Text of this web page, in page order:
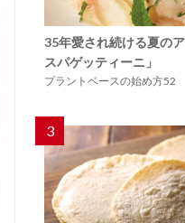
35年愛され続ける夏の
スパゲッティーニ」
プラントベースの始め方52
3